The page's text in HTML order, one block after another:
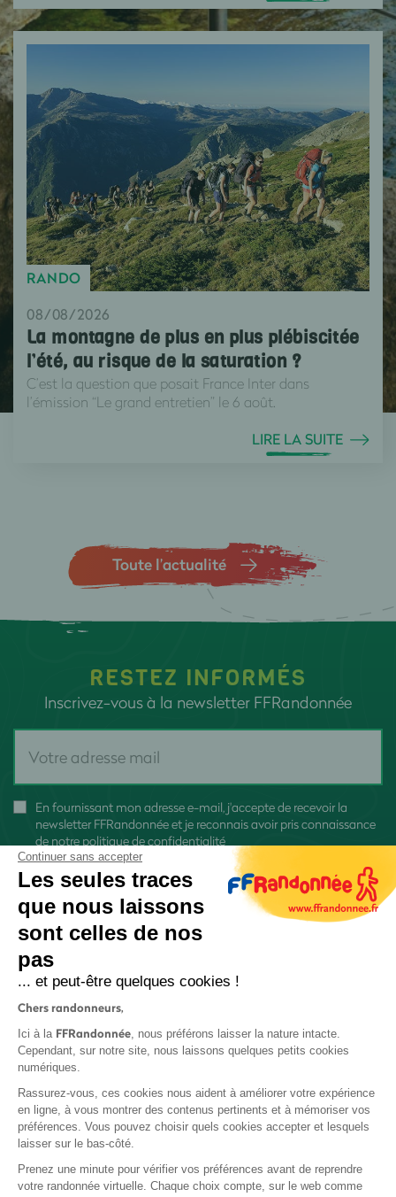
RANDO
08/08/2026
La montagne de plus en plus plébiscitée
l’été, au risque de la saturation ?
C’est la question que posait France Inter dans
l’émission “Le grand entretien” le 6 août.
LIRE LA SUITE
Toute l’actualité
RESTEZ INFORMÉS
Inscrivez-vous à la newsletter FFRandonnée
En fournissant mon adresse e-mail, j'accepte de recevoir la
newsletter FFRandonnée et je reconnais avoir pris connaissance
de notre politique de confidentialité
Protection des données
Politique de confidentialité
Continuer sans accepter
Les seules traces
que nous laissons
sont celles de nos
pas
... et peut-être quelques cookies !
Chers randonneurs,
Ici à la FFRandonnée, nous préférons laisser la nature intacte.
Cependant, sur notre site, nous laissons quelques petits cookies
numériques.
Rassurez-vous, ces cookies nous aident à améliorer votre expérience
en ligne, à vous montrer des contenus pertinents et à mémoriser vos
préférences. Vous pouvez choisir quels cookies accepter et lesquels
laisser sur le bas-côté.
Prenez une minute pour vérifier vos préférences avant de reprendre
votre randonnée virtuelle. Chaque choix compte, sur le web comme